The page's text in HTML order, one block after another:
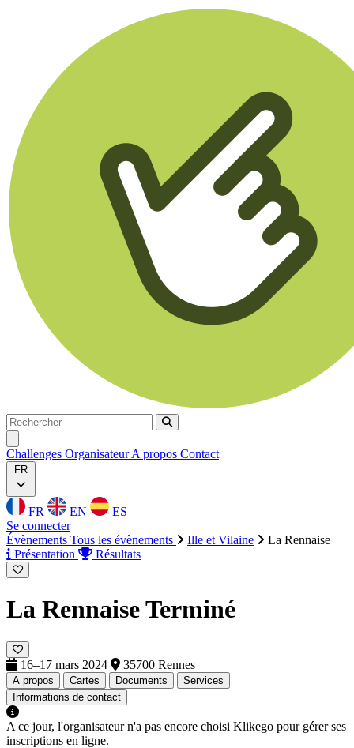
Rechercher
Rechercher
Challenges OrganisateurA propos Contact
FR
FR EN
ES
Se connecter
Évènements Tous les évènements Ille et Vilaine
La Rennaise
Présentation
Résultats
La RennaiseTerminé
16–17 mars 2024 35700 Rennes
A propos Cartes Documents
Services
Informations de contact
A ce jour, l'organisateur n'a pas encore choisi Klikego pour gérer ses
inscriptions en ligne.